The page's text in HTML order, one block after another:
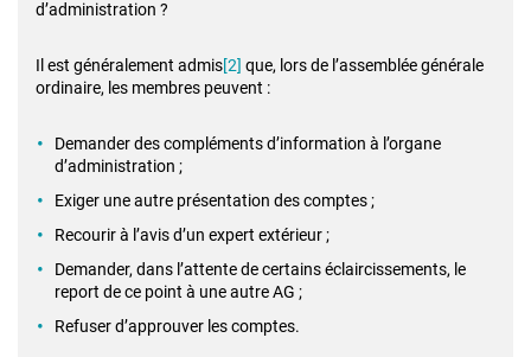
d’administration ?
Il est généralement admis[2] que, lors de l’assemblée générale
ordinaire, les membres peuvent :
Demander des compléments d’information à l’organe
d’administration ;
Exiger une autre présentation des comptes ;
Recourir à l’avis d’un expert extérieur ;
Demander, dans l’attente de certains éclaircissements, le
report de ce point à une autre AG ;
Refuser d’approuver les comptes.